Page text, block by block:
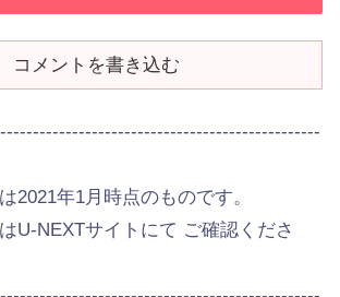
コメントを書き込む
2021年1月時点のものです。
U-NEXTサイトにて ご確認くださ